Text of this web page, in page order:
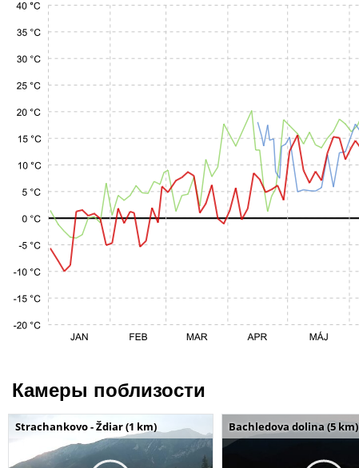
Камеры поблизости
Strachankovo - Ždiar (1 km) Bachledova dolina (5 km)